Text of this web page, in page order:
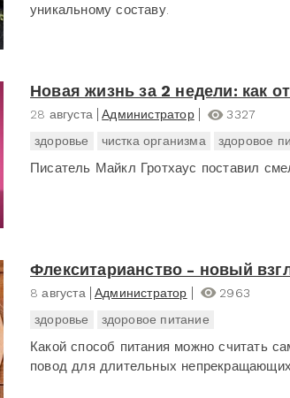
уникальному составу.
Новая жизнь за 2 недели: как
28 августа Администратор
3327
здоровье
чистка организма здоровое
Писатель Майкл Гротхаус поставил
Флекситарианство - новый
8 августа Администратор
2963
здоровье
здоровое питание
Какой способ питания можно считать
повод для длительных